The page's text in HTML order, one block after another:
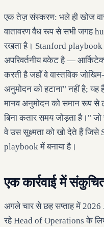
एक तेज़ संस्करण: भले ही खोज
वातावरण वैध रूप से सभी जगह
रखता है। Stanford playbook
अपरिवर्तनीय बकेट है —
करती है जहाँ वे वास्तविक
अनुमोदन को हटाना" नहीं है;
मानव अनुमोदन को समान रूप से
बिना कतार समय जोड़ता है।"
वे उस सूक्ष्मता को खो देते हैं
playbook में बनाया है।
एक कार्रवाई में
अगले चार से छह सप्ताह में 2026
रहे Head of Operations के